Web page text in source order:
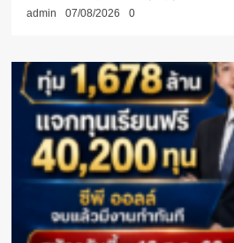
admin 07/08/2026 0